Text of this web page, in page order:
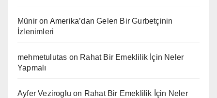
Münir on Amerika’dan Gelen Bir Gurbetçinin
İzlenimleri
mehmetulutas on Rahat Bir Emeklilik İçin Neler
Yapmalı
Ayfer Veziroglu on Rahat Bir Emeklilik İçin Neler